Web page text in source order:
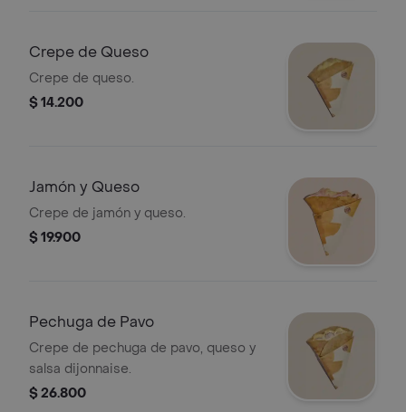
Crepe de Queso
Crepe de queso.
$ 14.200
Jamón y Queso
Crepe de jamón y queso.
$ 19.900
Pechuga de Pavo
Crepe de pechuga de pavo, queso y
salsa dijonnaise.
$ 26.800